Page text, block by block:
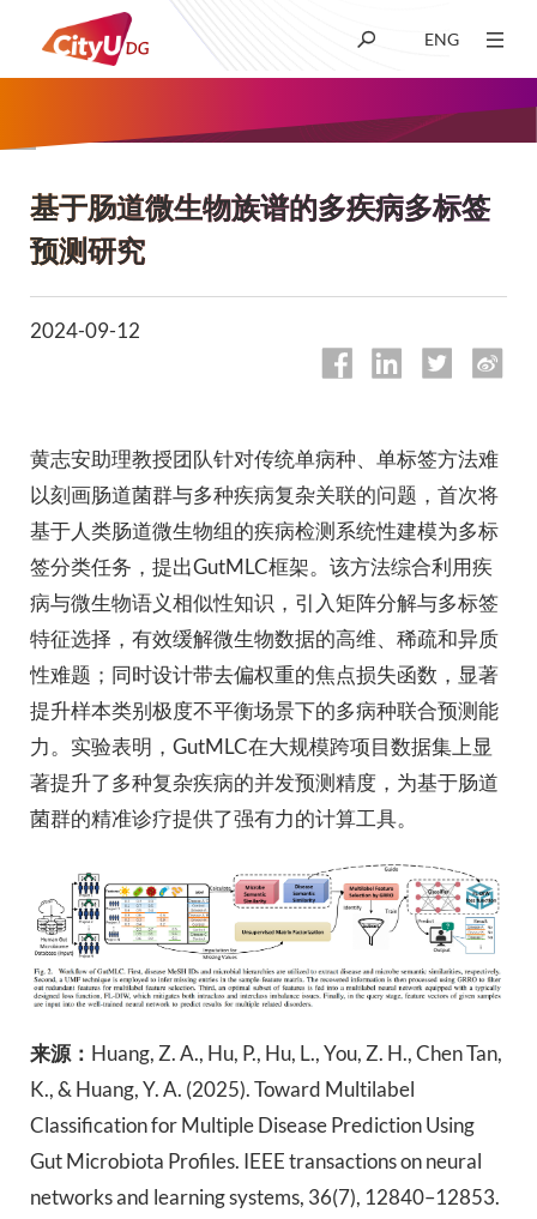
ENG
学术
招生
科研
新闻及媒体
校历
图书馆
快速链接
面
包
屑
基于肠道微生物族谱的多疾病多标签
预测研究
2024-09-12
黄志安助理教授团队针对传统单病种、单标签方法难
以刻画肠道菌群与多种疾病复杂关联的问题，首次将
基于人类肠道微生物组的疾病检测系统性建模为多标
签分类任务，提出GutMLC框架。该方法综合利用疾
病与微生物语义相似性知识，引入矩阵分解与多标签
特征选择，有效缓解微生物数据的高维、稀疏和异质
性难题；同时设计带去偏权重的焦点损失函数，显著
提升样本类别极度不平衡场景下的多病种联合预测能
力。实验表明，GutMLC在大规模跨项目数据集上显
著提升了多种复杂疾病的并发预测精度，为基于肠道
菌群的精准诊疗提供了强有力的计算工具。
来源： Huang, Z. A., Hu, P., Hu, L., You, Z. H., Chen Tan,
K., & Huang, Y. A. (2025). Toward Multilabel
Classification for Multiple Disease Prediction Using
Gut Microbiota Profiles. IEEE transactions on neural
networks and learning systems, 36(7), 12840–12853.